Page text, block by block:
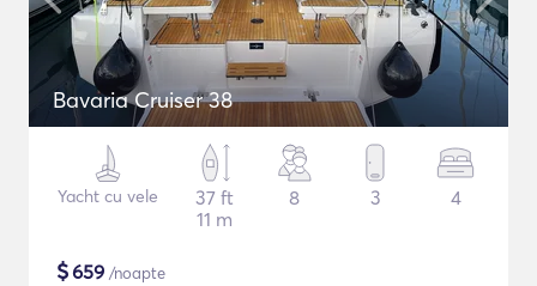
Bavaria Cruiser 38
Yacht cu vele
37 ft
11 m
8 3 4
$659 /noapte